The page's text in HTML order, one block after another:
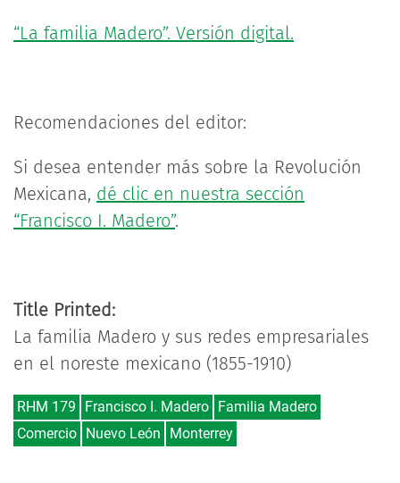
“La familia Madero”. Versión digital.
Recomendaciones del editor:
Si desea entender más sobre la Revolución
Mexicana, dé clic en nuestra sección
“Francisco I. Madero”.
Title Printed:
La familia Madero y sus redes empresariales
en el noreste mexicano (1855-1910)
RHM 179 Francisco I. Madero Familia Madero
Comercio Nuevo León Monterrey